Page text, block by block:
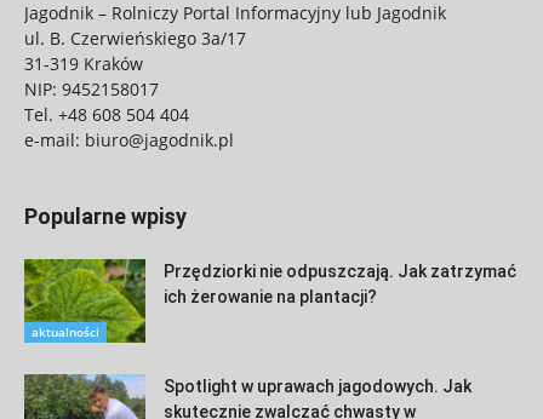
Jagodnik – Rolniczy Portal Informacyjny lub Jagodnik
ul. B. Czerwieńskiego 3a/17
31-319 Kraków
NIP: 9452158017
Tel. +48 608 504 404
e-mail: biuro@jagodnik.pl
Popularne wpisy
aktualności
Przędziorki nie odpuszczają. Jak zatrzymać
ich żerowanie na plantacji?
Spotlight w uprawach jagodowych. Jak
skutecznie zwalczać chwasty w